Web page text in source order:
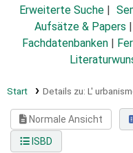
Erweiterte Suche
Aufsätze & Papers
Fachdatenbanken
Start Details zu: L'
Normale Ansicht
ISBD